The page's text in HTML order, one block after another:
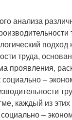
анализа
подход
труда,
проявления,
социально –
каждый из
социально –